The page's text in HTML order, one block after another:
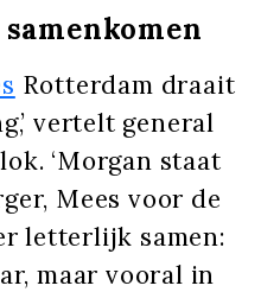
Rotterdam draait
vertelt general
‘Morgan staat
Mees voor de
letterlijk samen:
maar vooral in